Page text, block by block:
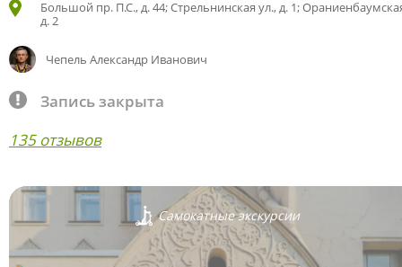
Большой пр. П.С., д. 44; Стрельнинская ул., д. 1;
д. 2
Чепель Александр Иванович
Запись закрыта
135 отзывов
Самокатные экскурсии